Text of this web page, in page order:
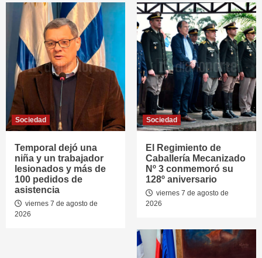
Sociedad
Temporal dejó una
niña y un trabajador
lesionados y más de
100 pedidos de
asistencia
viernes 7 de agosto de
2026
Sociedad
El Regimiento de
Caballería Mecanizado
Nº 3 conmemoró su
128º aniversario
viernes 7 de agosto de
2026